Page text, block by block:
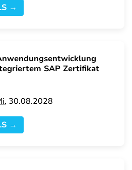
→
SAP Zertifikat
30.08.2028
→